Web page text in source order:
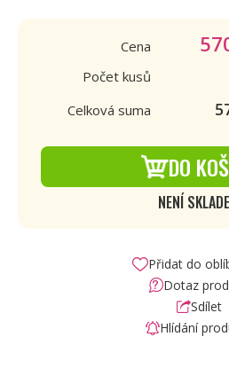
Cena
Počet kusů
Celková suma
DO
NENÍ
Přidat do
Dotaz
Sdílet
Hlídání